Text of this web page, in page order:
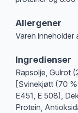
Allergener
Varen inneholder
Ingredienser
Rapsolje, Gulrot
[Svinekjøtt (70
E451, E 508),
Protein,